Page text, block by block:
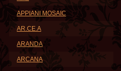
APPIANI MOSAIC
AR.CE.A
ARANDA
ARCANA